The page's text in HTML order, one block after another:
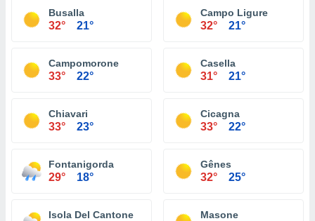
Busalla
32° 21°
Campo Ligure
32° 21°
Campomorone
33° 22°
Casella
31° 21°
Chiavari
33° 23°
Cicagna
33° 22°
Fontanigorda
29° 18°
Gênes
32° 25°
Isola Del Cantone Masone